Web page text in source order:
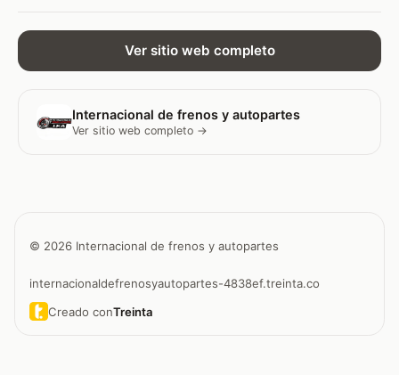
Ver sitio web completo
Internacional de frenos y autopartes
Ver sitio web completo →
© 2026 Internacional de frenos y autopartes
internacionaldefrenosyautopartes-4838ef.treinta.co
Creado conTreinta